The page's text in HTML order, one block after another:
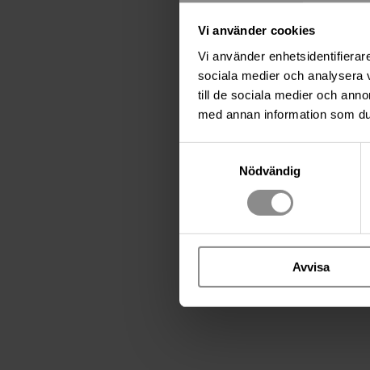
Vi använder cookies
Vi använder
sociala medier och analysera
till de sociala medier och
med annan information som
Nödvändig
Avvisa